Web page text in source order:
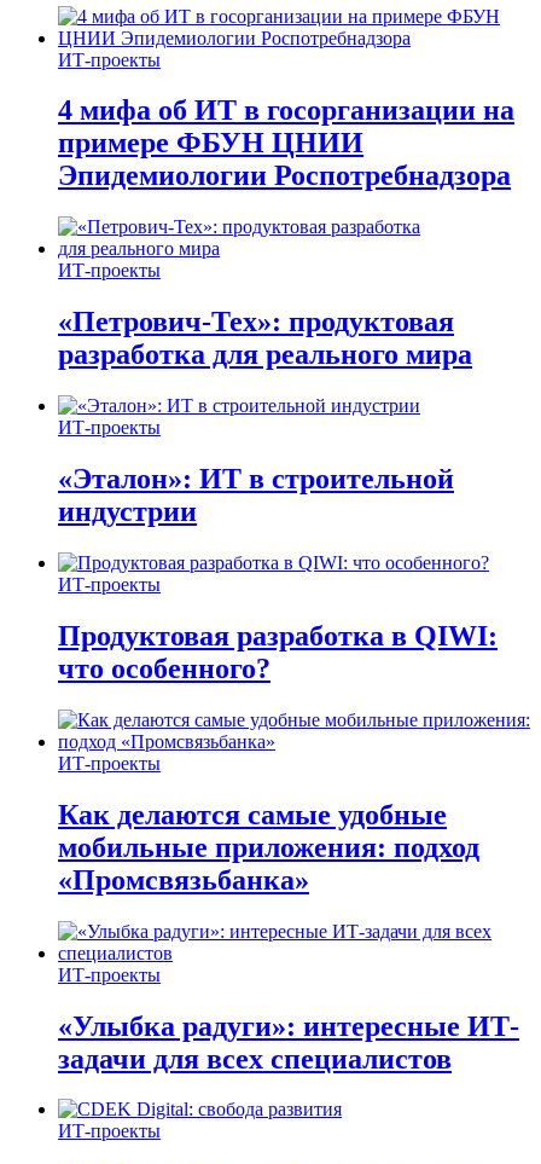
ИТ-проекты
4 мифа об ИТ в госорганизации на
примере ФБУН ЦНИИ
Эпидемиологии Роспотребнадзора
ИТ-проекты
«Петрович-Тех»: продуктовая
разработка для реального мира
ИТ-проекты
«Эталон»: ИТ в строительной
индустрии
ИТ-проекты
Продуктовая разработка в QIWI:
что особенного?
ИТ-проекты
Как делаются самые удобные
мобильные приложения: подход
«Промсвязьбанка»
ИТ-проекты
«Улыбка радуги»: интересные ИТ-
задачи для всех специалистов
ИТ-проекты